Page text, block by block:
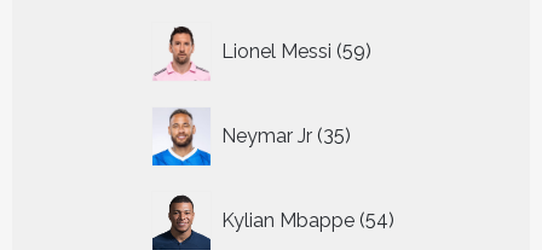
Lionel Messi 59
producten
Neymar Jr 35
producten
Kylian Mbappe 54
producten